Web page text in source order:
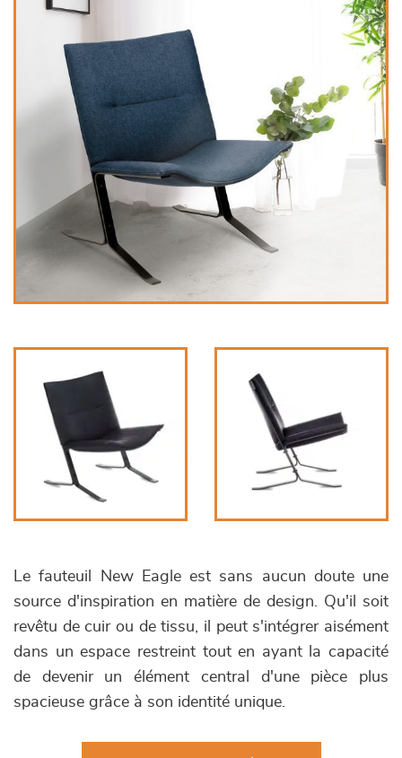
Le fauteuil New Eagle est sans aucun doute une
source d'inspiration en matière de design. Qu'il soit
revêtu de cuir ou de tissu, il peut s'intégrer aisément
dans un espace restreint tout en ayant la capacité
de devenir un élément central d'une pièce plus
spacieuse grâce à son identité unique.